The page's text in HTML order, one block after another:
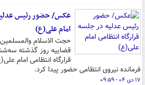
عکس/ حضور رئیس عدلیه
امام علی(ع)
حجت الاسلام
قضاییه روز گذشته
قرارگاه انتظامی امام
فرمانده نیروی انتظامی حضور پیدا کرد.
۱۷ دی ۰۴ - ۰۹:۵۹